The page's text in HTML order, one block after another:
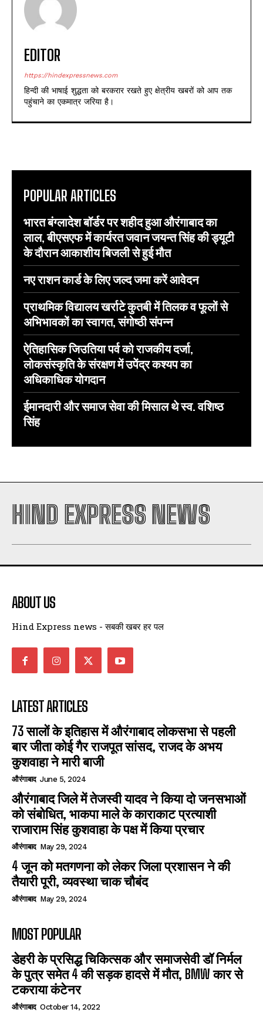
EDITOR
https://hindexpressnews.com
हिन्दी की भाषाई शुद्धता को बरकरार रखते हुए क्षेत्रीय खबरों को आप तक
पहुंचाने का एकमात्र जरिया है।
POPULAR ARTICLES
भारत बंग्लादेश बॉर्डर पर शहीद हुआ औरंगाबाद का
लाल, बीएसएफ में कार्यरत जवान जयन्त सिंह की ड्यूटी
के दौरान आकाशीय बिजली से हुई मौत
नए राशन कार्ड के लिए जल्द जमा करें आवेदन
प्राथमिक विद्यालय खर्राटे कुतबी में तिलक व फूलों से
अभिभावकों का स्वागत, संगोष्ठी संपन्न
ऐतिहासिक जिउतिया पर्व को राजकीय दर्जा,
लोकसंस्कृति के संरक्षण में उपेंद्र कश्यप का
अधिकाधिक योगदान
ईमानदारी और समाज सेवा की मिसाल थे स्व. वशिष्ठ
सिंह
HIND EXPRESS NEWS
ABOUT US
Hind Express news - सबकी खबर हर पल
LATEST ARTICLES
73 सालों के इतिहास में औरंगाबाद लोकसभा से पहली
बार जीता कोई गैर राजपूत सांसद, राजद के अभय
कुशवाहा ने मारी बाजी
औरंगाबाद June 5, 2024
औरंगाबाद जिले में तेजस्वी यादव ने किया दो जनसभाओं
को संबोधित, भाकपा माले के काराकाट प्रत्याशी
राजाराम सिंह कुशवाहा के पक्ष में किया प्रचार
औरंगाबाद May 29, 2024
4 जून को मतगणना को लेकर जिला प्रशासन ने की
तैयारी पूरी, व्यवस्था चाक चौबंद
औरंगाबाद May 29, 2024
MOST POPULAR
डेहरी के प्रसिद्ध चिकित्सक और समाजसेवी डॉ निर्मल
के पुत्र समेत 4 की सड़क हादसे में मौत, BMW कार से
टकराया कंटेनर
औरंगाबाद October 14, 2022